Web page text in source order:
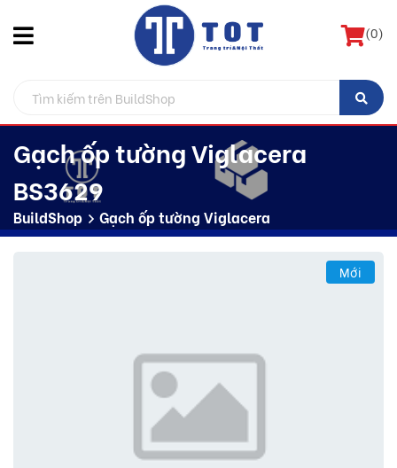
(0)
Gạch ốp tường Viglacera
BS3629
BuildShop Gạch ốp tường Viglacera
Mới